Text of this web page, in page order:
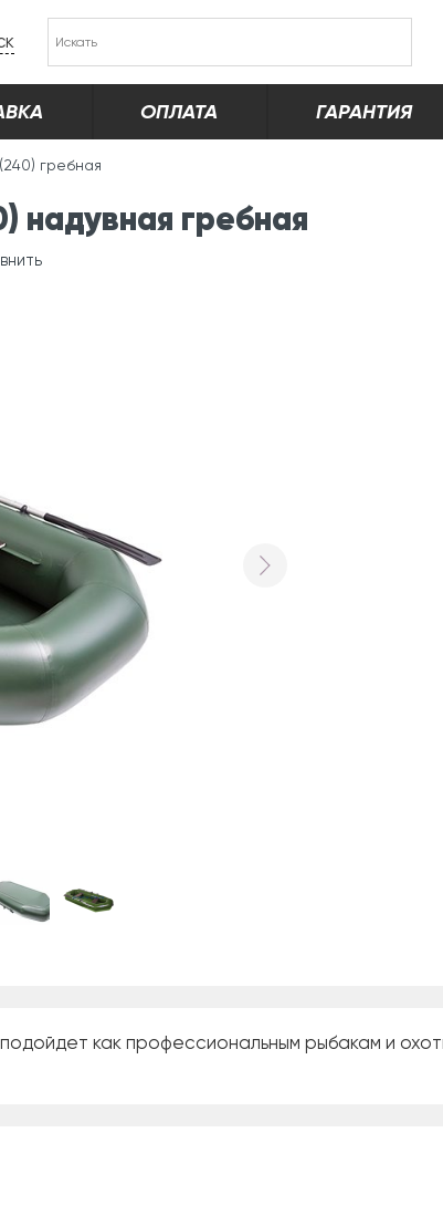
ОПЛАТА ГАРАНТИЯ
гребная
надувная гребная
как профессиональным рыбакам и